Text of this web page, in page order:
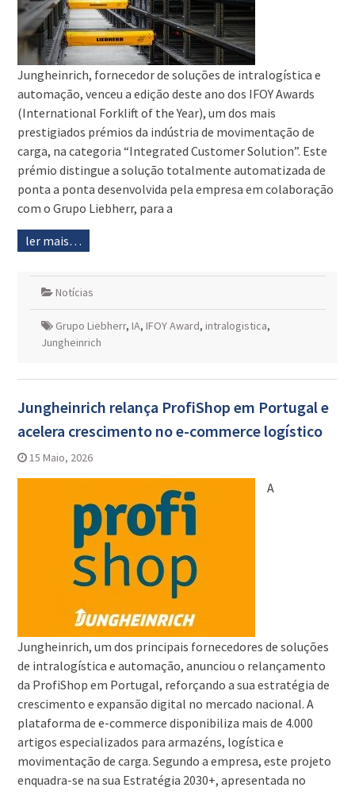
Jungheinrich, fornecedor de soluções de intralogística e
automação, venceu a edição deste ano dos IFOY Awards
(International Forklift of the Year), um dos mais
prestigiados prémios da indústria de movimentação de
carga, na categoria “Integrated Customer Solution”. Este
prémio distingue a solução totalmente automatizada de
ponta a ponta desenvolvida pela empresa em colaboração
com o Grupo Liebherr, para a
ler mais…
Notícias
Grupo Liebherr, IA, IFOY Award, intralogistica,
Jungheinrich
Jungheinrich relança ProfiShop em Portugal e
acelera crescimento no e-commerce logístico
15 Maio, 2026
A
Jungheinrich, um dos principais fornecedores de soluções
de intralogística e automação, anunciou o relançamento
da ProfiShop em Portugal, reforçando a sua estratégia de
crescimento e expansão digital no mercado nacional. A
plataforma de e-commerce disponibiliza mais de 4.000
artigos especializados para armazéns, logística e
movimentação de carga. Segundo a empresa, este projeto
enquadra-se na sua Estratégia 2030+, apresentada no